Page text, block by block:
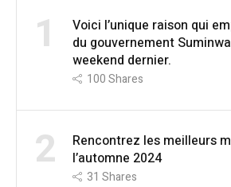
1
Voici l’unique raison qui
du gouvernement
weekend dernier.
100Shares
2
Rencontrez les meilleurs
l’automne 2024
31 Shares